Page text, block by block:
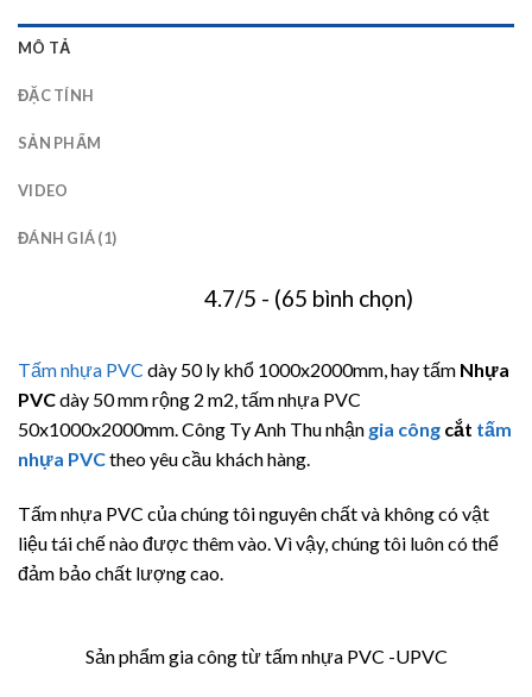
MÔ TẢ
ĐẶC TÍNH
SẢN PHẨM
VIDEO
ĐÁNH GIÁ (1)
4.7/5 - (65 bình chọn)
Tấm nhựa PVC dày 50 ly khổ 1000x2000mm, hay tấm Nhựa
PVCdày 50 mm rộng 2 m2, tấm nhựa PVC
50x1000x2000mm. Công Ty Anh Thu nhận gia công cắt tấm
nhựa PVCtheo yêu cầu khách hàng.
Tấm nhựa PVC của chúng tôi nguyên chất và không có vật
liệu tái chế nào được thêm vào. Vì vậy, chúng tôi luôn có thể
đảm bảo chất lượng cao.
Sản phẩm gia công từ tấm nhựa PVC -UPVC